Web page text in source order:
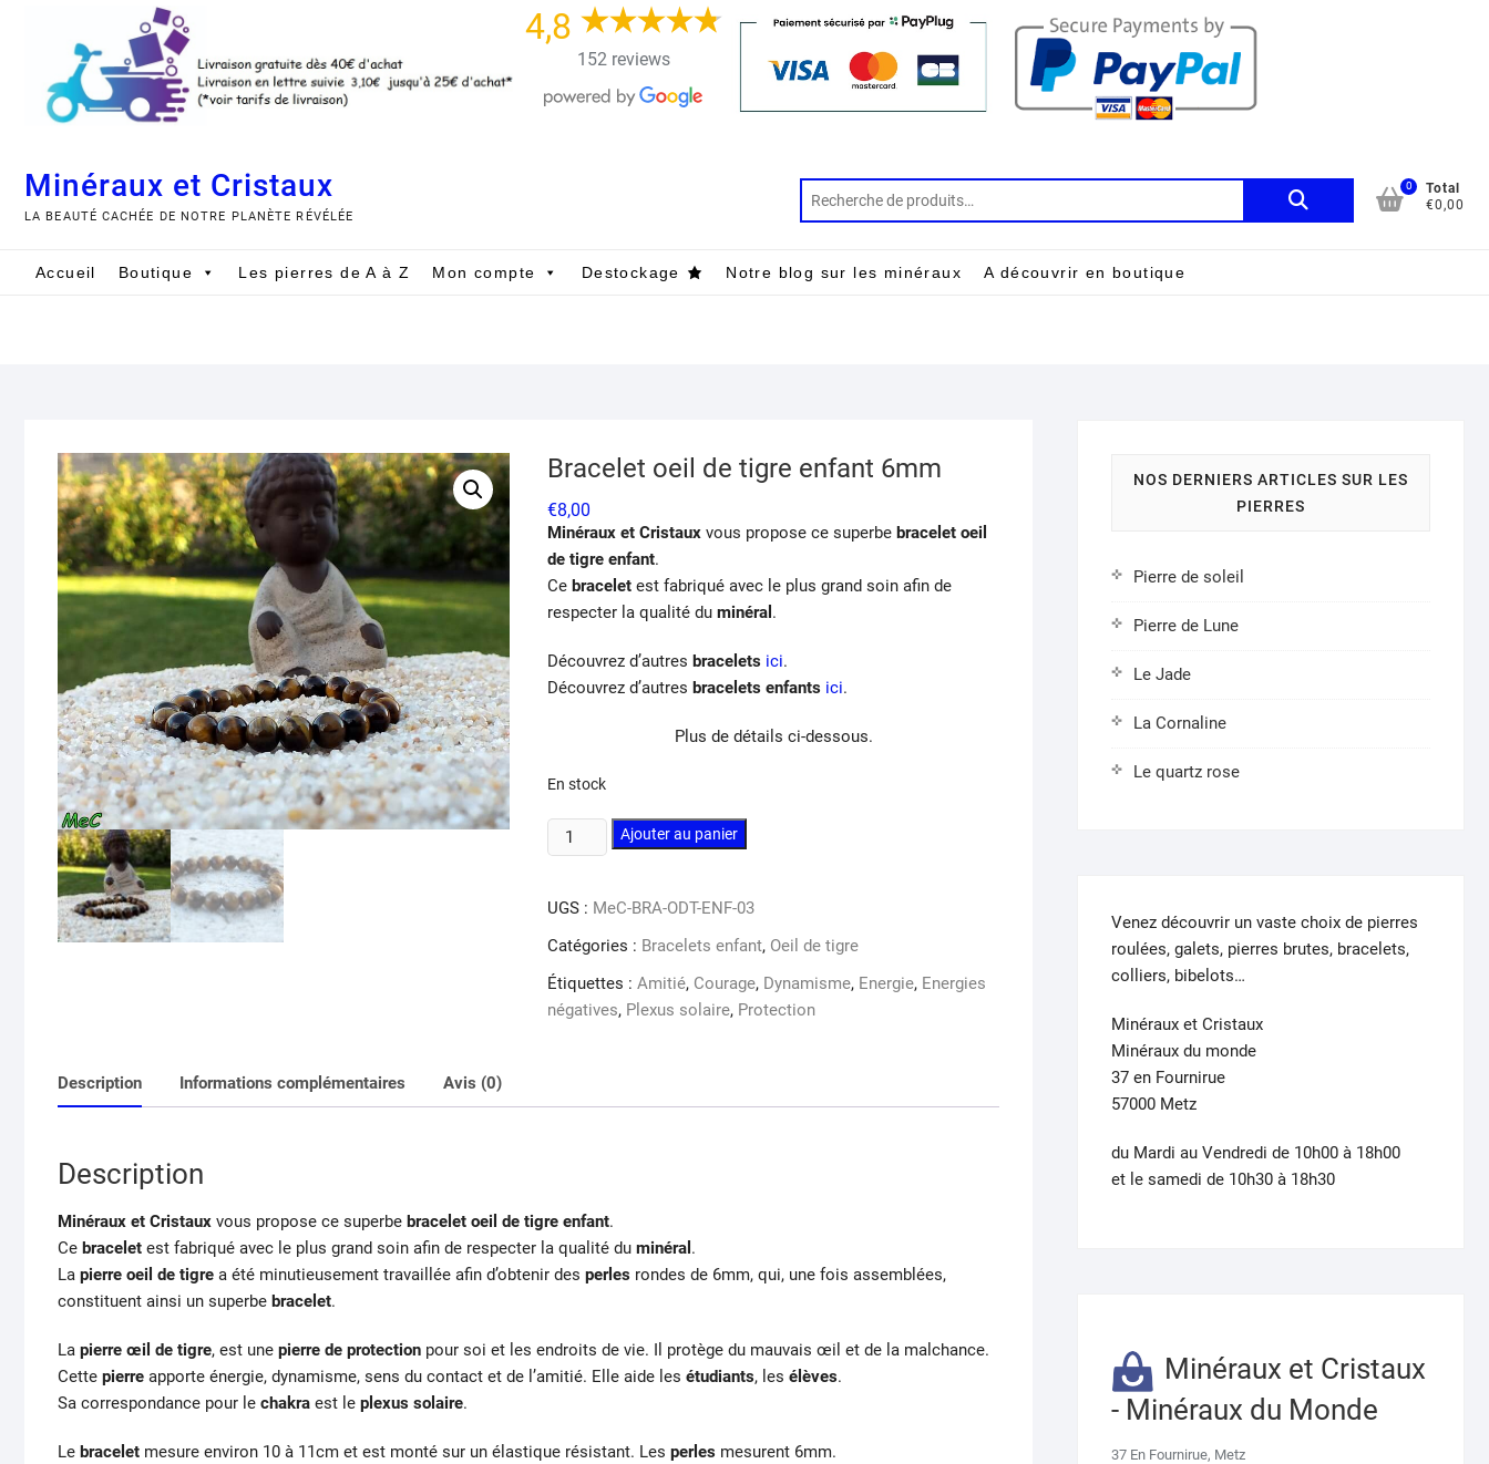
4,8
152 reviews
Minéraux et Cristaux
LA BEAUTÉ CACHÉE DE NOTRE PLANÈTE RÉVÉLÉE
Recherche
0
Total
€0,00
Accueil Boutique Les pierres de A à Z Mon compte Destockage Notre blog sur les minéraux A découvrir en boutique
Bracelet oeil de tigre enfant 6mm
€8,00
Minéraux et Cristaux vous propose ce superbe bracelet oeil
de tigre enfant.
Ce bracelet est fabriqué avec le plus grand soin afin de
respecter la qualité du minéral .
Découvrez d’autres bracelets ici.
Découvrez d’autres bracelets enfants ici.
Plus de détails ci-dessous.
En stock
quantité
de
oeil
de
enfant
6mm
Ajouter au panier
UGS : MeC-BRA-ODT-ENF-03
Catégories : Bracelets enfant, Oeil de tigre
Étiquettes : Amitié, Courage, Dynamisme, Energie, Energies
négatives, Plexus solaire, Protection
Description Informations complémentaires Avis (0)
Description
Minéraux et Cristaux vous propose ce superbe bracelet oeil de tigre enfant.
Ce bracelet est fabriqué avec le plus grand soin afin de respecter la qualité du minéral .
La pierre oeil de tigre a été minutieusement travaillée afin d’obtenir des perles rondes de 6mm, qui, une fois assemblées,
constituent ainsi un superbe bracelet.
La pierre œil de tigre, est une pierre de protection pour soi et les endroits de vie. Il protège du mauvais œil et de la malchance.
Cette pierre apporte énergie, dynamisme, sens du contact et de l’amitié. Elle aide les étudiants, les élèves.
Sa correspondance pour le chakra est le plexus solaire.
Le bracelet mesure environ 10 à 11cm et est monté sur un élastique résistant. Les perles mesurent 6mm.
NOS DERNIERS ARTICLES SUR LES
PIERRES
Pierre de soleil
Pierre de Lune
Le Jade
La Cornaline
Le quartz rose
Venez découvrir un vaste choix de pierres
roulées, galets, pierres brutes, bracelets,
colliers, bibelots…
Minéraux et Cristaux
Minéraux du monde
37 en Fournirue
57000 Metz
du Mardi au Vendredi de 10h00 à 18h00
et le samedi de 10h30 à 18h30
Minéraux et Cristaux
- Minéraux du Monde
37 En Fournirue, Metz